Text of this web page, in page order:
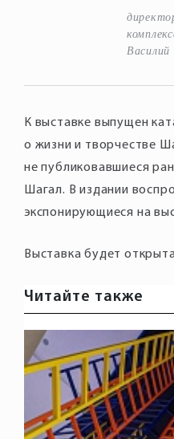
Василий
К выставке выпущен
о жизни и творчестве
не публиковавшиеся
Шагал. В издании
экспонирующиеся на
Выставка будет
Читайте также